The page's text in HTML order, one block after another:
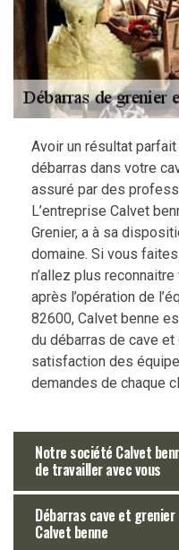
Avoir un résultat
débarras dans votre
assuré par des
L’entreprise Calvet
Grenier, a à sa
domaine. Si vous
n’allez plus
après l’opération de
82600, Calvet benne
du débarras de cave
satisfaction des
demandes de chaque
Notre société Calvet
de travailler avec vous
Débarras cave et
Calvet benne